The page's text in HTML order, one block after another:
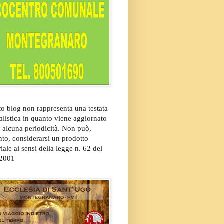
blog non rappresenta una testata
in quanto viene aggiornato
alcuna periodicità. Non può,
considerarsi un prodotto
ai sensi della legge n. 62 del